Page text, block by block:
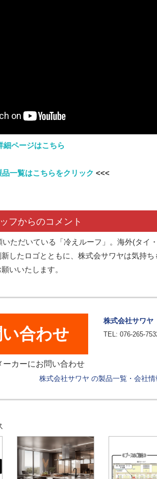
細ページはこちら
一覧はこちらをクリック <<<
フからのコメント
いただいている「冷えルーフ」。海外(タイ
したロゴとともに、株式会サワヤは気持
いいたします。
合わせ
ーカーにお問い合わせ
株式会社サワヤ
TEL: 076-265-
株式会社サワヤ の製品一覧・会社情